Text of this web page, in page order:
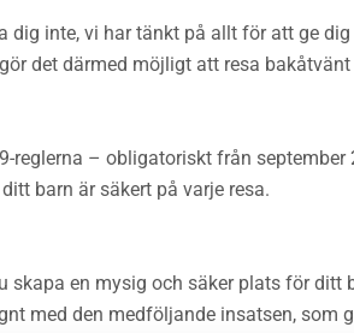
inte, vi har tänkt på allt för att ge
det därmed möjligt att resa
reglerna – obligatoriskt från
barn är säkert på varje resa.
skapa en mysig och säker plats för
med den medföljande insatsen, som